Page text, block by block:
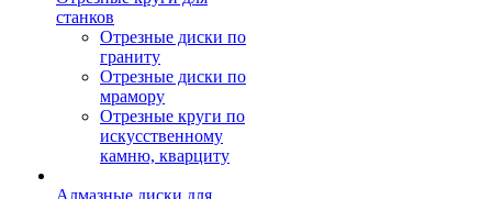
станков
Отрезные диски по
граниту
Отрезные диски по
мрамору
Отрезные круги по
искусственному
камню, кварциту
Алмазные диски для